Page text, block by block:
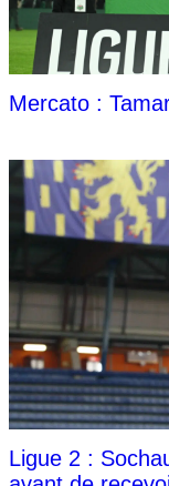
Mercato :
Ligue 2 :